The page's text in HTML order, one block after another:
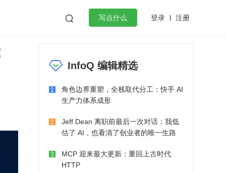
 写点什么 登录 注册
作
微服务架构 flutter
InfoQ 编辑精选
1
角色边界重塑，全栈取代分工：快手 AI
生产力体系成形
2
Jeff Dean 离职前最后一次对话：我低
估了 AI，也看清了创业者的唯一生路
3
MCP 迎来最大更新：重回上古时代
HTTP